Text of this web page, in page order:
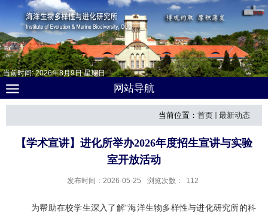
网站导航
当前时间:2026年8月9日星期日
当前位置： 首页 最新动态
【学术宣讲】进化所举办2026年度招生宣讲与实验
室开放活动
发布时间：2026-05-25 浏览次数： 112
为帮助在校学生深入了解“海洋生物多样性与进化研究所的科